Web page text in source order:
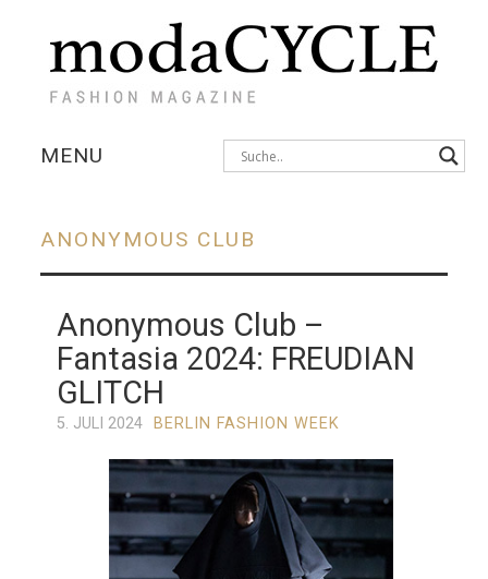
MENU
FOTOSTRECKEN
INTERVIEWS
ANONYMOUS CLUB
Anonymous Club –
Fantasia 2024: FREUDIAN
GLITCH
5. JULI 2024 BERLIN FASHION WEEK